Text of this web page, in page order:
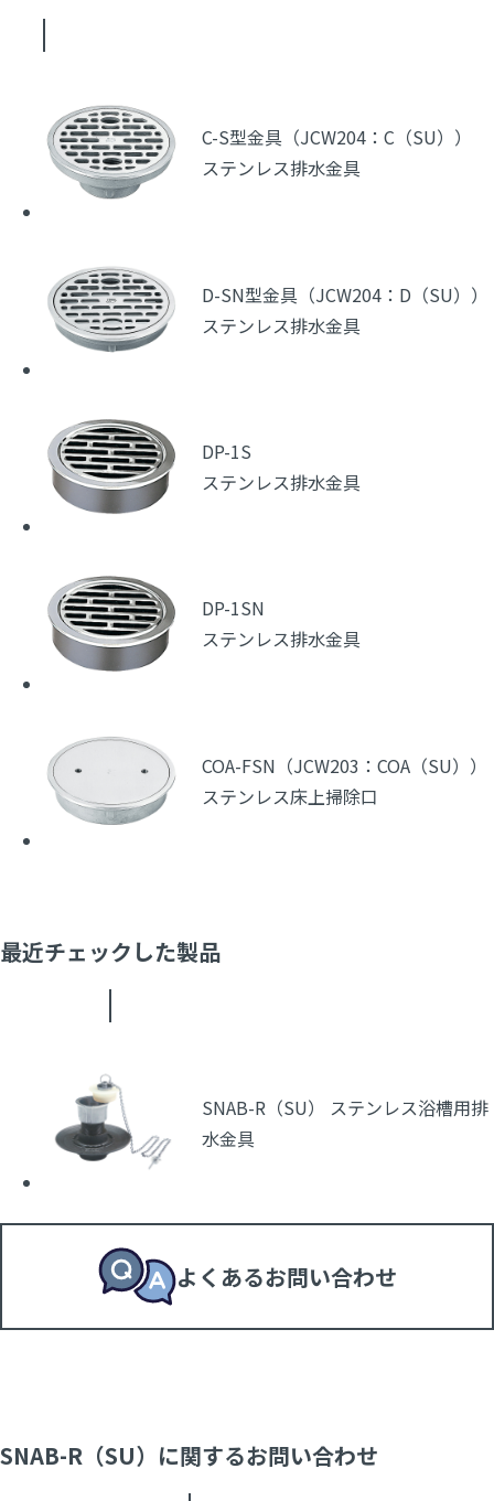
C-S型金具（JCW204：C（SU））
ステンレス排水金具
D-SN型金具（JCW204：D（SU））
ステンレス排水金具
DP-1S
ステンレス排水金具
DP-1SN
ステンレス排水金具
COA-FSN（JCW203：COA（SU））
ステンレス床上掃除口
最近チェックした製品
SNAB-R（SU） ステンレス浴槽用排
水金具
よくあるお問い合わせ
SNAB-R（SU）に関するお問い合わせ